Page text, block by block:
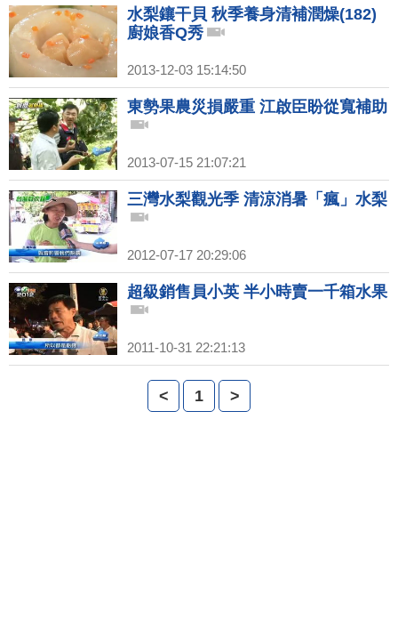
水梨鑲干貝 秋季養身清補潤燥(182)
廚娘香Q秀
2013-12-03 15:14:50
東勢果農災損嚴重 江啟臣盼從寬補助
2013-07-15 21:07:21
三灣水梨觀光季 清涼消暑「瘋」水梨
2012-07-17 20:29:06
超級銷售員小英 半小時賣一千箱水果
2011-10-31 22:21:13
< 1 >